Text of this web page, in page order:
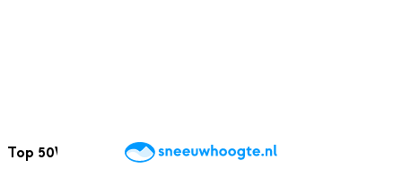
Top 50Webcams WintersportweerKaarten